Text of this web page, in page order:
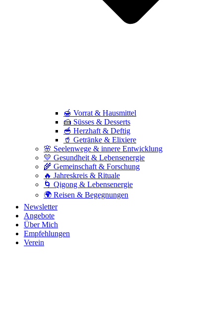
🍯 Vorrat & Hausmittel
🍰 Süsses & Desserts
🥣 Herzhaft & Deftig
🥤 Getränke & Elixiere
🌸 Seelenwege & innere Entwicklung
💛 Gesundheit & Lebensenergie
🌾 Gemeinschaft & Forschung
🔥 Jahreskreis & Rituale
🌀 Qigong & Lebensenergie
🌍 Reisen & Begegnungen
Newsletter
Angebote
Über Mich
Empfehlungen
Verein